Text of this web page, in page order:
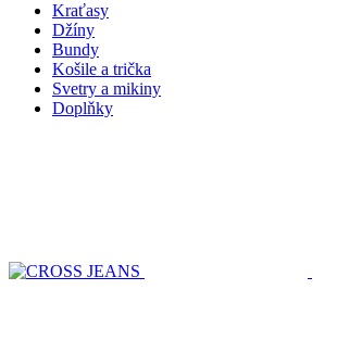
Kraťasy
Džíny
Bundy
Košile a trička
Svetry a mikiny
Doplňky